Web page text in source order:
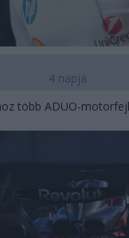
4 napja
több ADUO-